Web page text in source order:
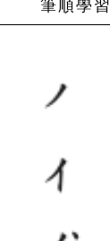
筆順學習